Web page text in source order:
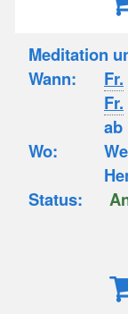
Meditation
Wann:
Fr.
Fr.
ab
Wo:
Status: